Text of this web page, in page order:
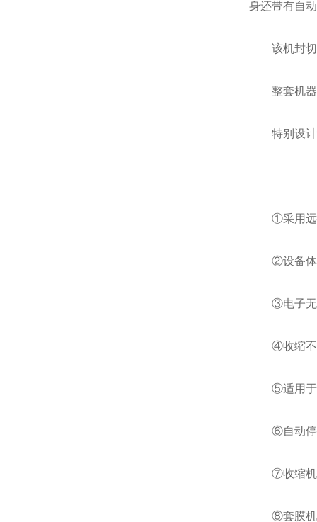
身还带有自
该机封切部
整套机器
特别设计
①采用远
②设备体型
③电子无
④收缩不影
⑤适用于规
⑥自动停机
⑦收缩机的
⑧套膜机切